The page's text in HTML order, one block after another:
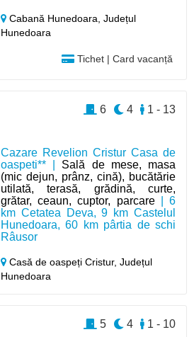
Cabană Hunedoara,Județul
Hunedoara
Tichet | Card vacanță
Cazare Revelion Cristur Casa de
oaspeti** | Sală de mese, masa
(mic dejun, prânz, cină), bucătărie
utilată, terasă, grădină, curte,
grătar, ceaun, cuptor, parcare| 6
km Cetatea Deva, 9 km Castelul
Hunedoara, 60 km pârtia de schi
Râusor
Casă de oaspeți Cristur,Județul
Hunedoara
1 - 13
4
6
1 - 10
4
5